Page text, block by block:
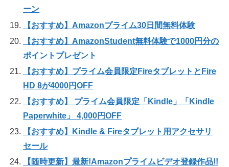
ーン
【おすすめ】Amazonプライム30日間無料体験
【おすすめ】AmazonStudent無料体験で1000円分の
ポイントプレゼント
【おすすめ】プライム会員限定FireタブレットとFire
HD 8が4000円OFF
【おすすめ】 プライム会員限定「Kindle」「Kindle
Paperwhite」 4,000円OFF
【おすすめ】Kindle & Fireタブレット用アクセサリ
セール
【随時更新】最新!Amazonプライムビデオ登録作品!!